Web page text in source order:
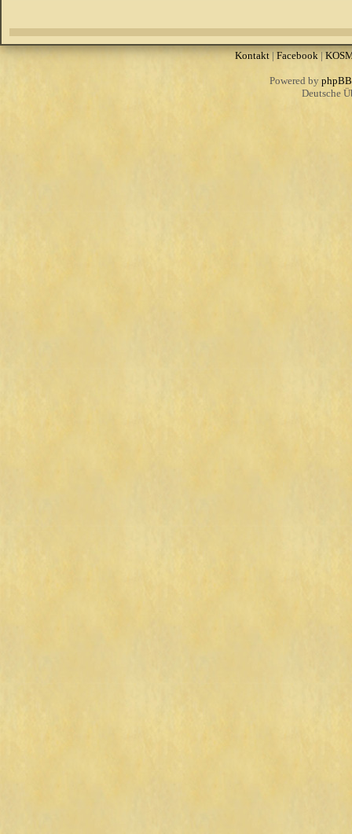
Kontakt|Facebook|
Powered by phpBB
Deutsche